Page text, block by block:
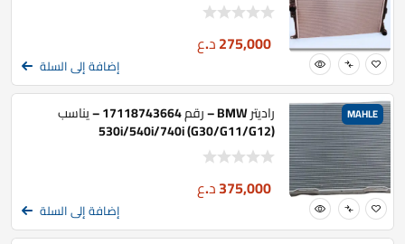
275,000د.ع
إضافة إلى السلة
MAHLE راديتر BMW – رقم 17118743664 – يناسب
530i/540i/740i (G30/G11/G12)
375,000د.ع
إضافة إلى السلة